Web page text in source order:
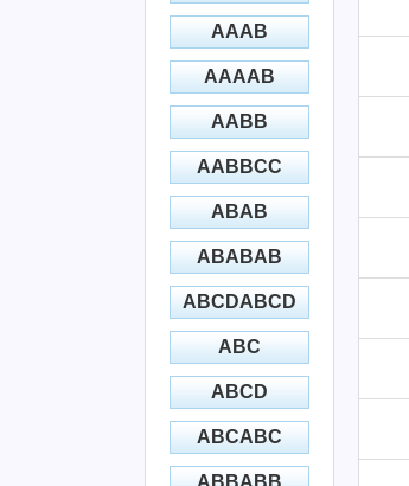
AAAB
AAAAB
AABB
AABBCC
ABAB
ABABAB
ABCDABCD
ABC
ABCD
ABCABC
ABBABB